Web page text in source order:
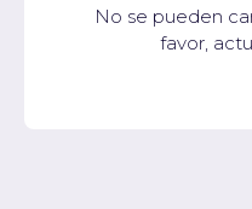
No se pueden
favor,